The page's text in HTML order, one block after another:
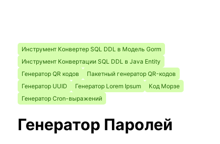
Инструмент Конвертер SQL DDL в Модель Gorm
Инструмент Конвертации SQL DDL в Java Entity
Генератор QR кодов
Пакетный генератор QR-кодов
Генератор UUID
Генератор Lorem Ipsum
Код Морзе
Генератор Cron-выражений
Генератор Паролей